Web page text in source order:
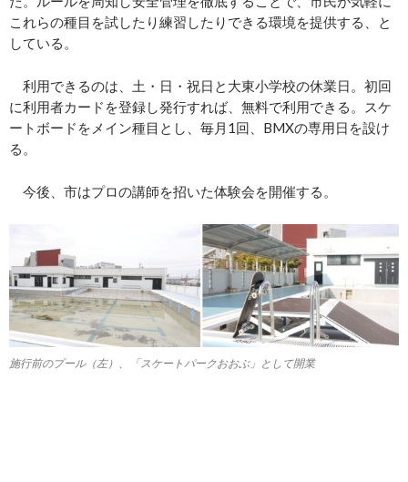
これらの種目を試したり練習したりできる環境を提供する、と
している。
利用できるのは、土・日・祝日と大東小学校の休業日。初回
に利用者カードを登録し発行すれば、無料で利用できる。スケ
ートボードをメイン種目とし、毎月1回、BMXの専用日を設け
る。
今後、市はプロの講師を招いた体験会を開催する。
施行前のプール（左）、「スケートパークおおぶ」として開業